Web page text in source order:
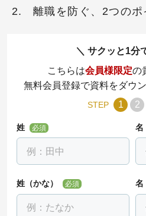
離職を防ぐ、2つのポ
サクッと1分
こちらは会員様限定の
無料会員登録で資料をダウ
STEP 1 2
姓 必須 名
姓（かな） 必須 名